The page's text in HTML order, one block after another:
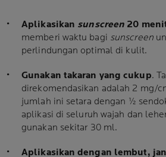
Aplikasikan sunscreen 20
memberi waktu bagi sunscreen
perlindungan optimal di kulit.
Gunakan takaran yang cukup.
direkomendasikan adalah 2 mg/
jumlah ini setara dengan ½
aplikasi di seluruh wajah dan
gunakan sekitar 30 ml.
Aplikasikan dengan lembut,